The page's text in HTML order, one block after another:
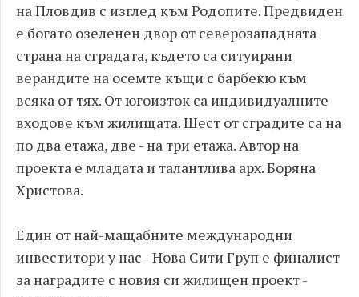
на Пловдив с изглед към Родопите. Предвиден
е богато озеленен двор от северозападната
страна на сградата, където са ситуирани
верандите на осемте къщи с барбекю към
всяка от тях. От югоизток са индивидуалните
входове към жилищата. Шест от сградите са на
по два етажа, две - на три етажа. Автор на
проекта е младата и талантлива арх. Боряна
Христова.
Един от най-мащабните международни
инвеститори у нас - Нова Сити Груп е финалист
за наградите с новия си жилищен проект -